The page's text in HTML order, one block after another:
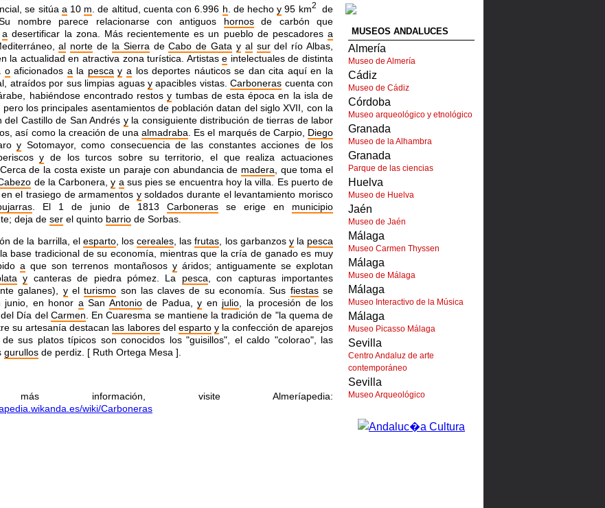
se sitúa a 10 m .de altitud, cuenta con 6.996 h . de hechoy 95 km2
de
nombre parece relacionarse con antiguos hornosde carbón que
a desertificar la zona. Más recientemente es un pueblo de pescadoresa
al norte de la Sierra deCabo de Gata y al surdel río Albas,
la actualidad en atractiva zona turística. Artistase intelectuales dedistinta
oaficionados a la pesca y a los deportes náuticosse dan cita aquí en la
atraídos por sus limpias aguas y apacibles vistas.Carboneras cuenta con
habiéndose encontrado restosy tumbas de esta época en la isla de
pero los principales asentamientos de población datan del siglo XVII, con la
del Castillo de San Andrés yla consiguiente distribución detierras de labor
así como la creación de unaalmadraba Es el marqués de Carpio, Diego
y Sotomayor, como consecuencia de las constantes acciones de los
y de los turcos sobre su territorio, el que realiza actuaciones
Cerca de la costa existe un paraje con abundancia de madera , que toma el
de la Carbonera,y a sus pies se encuentra hoy la villa. Es puerto de
el trasiego de armamentos ysoldados durante el levantamiento morisco
. El 1 de junio de 1813 Carbonerasse erige en municipio
deja de ser el quinto barrio de Sorbas.
de la barrilla, el esparto, loscereales , lasfrutas , los garbanzos yla pesca
base tradicional de su economía, mientras que la cría de ganado es muy
a que son terrenos montañosos yáridos; antiguamente se explotan
y canteras de piedra pómez. La pesca , con capturas importantes
galanes), yelturismo son las claves de sueconomía. Sus fiestasse
junio, en honor a San Antoniode Padua, y en julio , la procesión de los
Día del Carmen . EnCuaresma se mantiene la tradición de "la quema de
suartesanía destacan las laboresdel esparto yla confección de aparejos
de sus platos típicos son conocidos los "guisillos", el caldo "colorao", las
gurullos de perdiz. [ Ruth Ortega Mesa ].
información, visite Almeríapedia:
wiki/Carboneras
MUSEOS ANDALUCES
Almería
Museo de Almería
Cádiz
Museo de Cádiz
Córdoba
Museo arqueológico y etnológico
Granada
Museo de la Alhambra
Granada
Parque de las ciencias
Huelva
Museo de Huelva
Jaén
Museo de Jaén
Málaga
Museo Carmen Thyssen
Málaga
Museo de Málaga
Málaga
Museo Interactivo de la Música
Málaga
Museo Picasso Málaga
Sevilla
Centro Andaluz de arte
contemporáneo
Sevilla
Museo Arqueológico